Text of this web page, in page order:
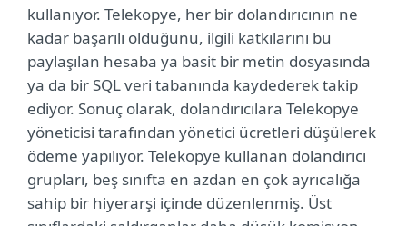
kullanıyor. Telekopye, her bir dolandırıcının ne
kadar başarılı olduğunu, ilgili katkılarını bu
paylaşılan hesaba ya basit bir metin dosyasında
ya da bir SQL veri tabanında kaydederek takip
ediyor. Sonuç olarak, dolandırıcılara Telekopye
yöneticisi tarafından yönetici ücretleri düşülerek
ödeme yapılıyor. Telekopye kullanan dolandırıcı
grupları, beş sınıfta en azdan en çok ayrıcalığa
sahip bir hiyerarşi içinde düzenlenmiş. Üst